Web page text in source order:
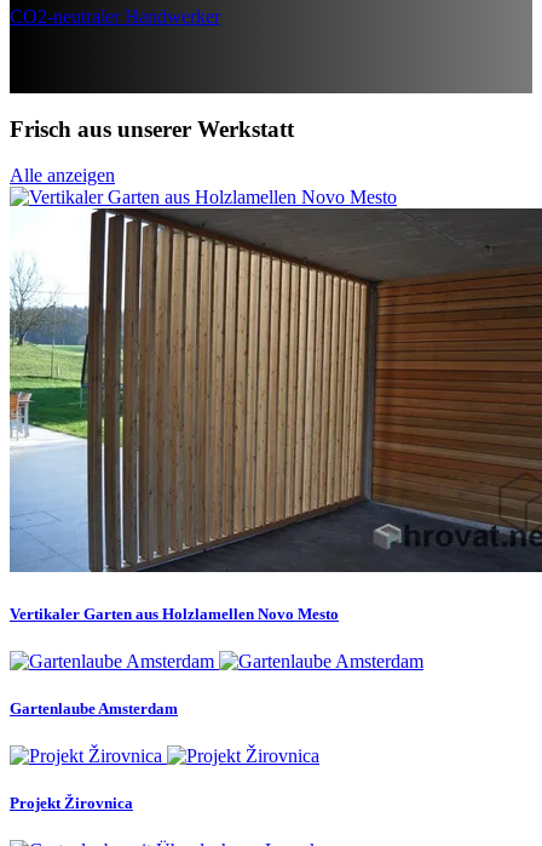
CO2-neutraler Handwerker
Frisch aus unserer Werkstatt
Alle anzeigen
Vertikaler Garten aus Holzlamellen Novo Mesto
Gartenlaube Amsterdam
Projekt Žirovnica